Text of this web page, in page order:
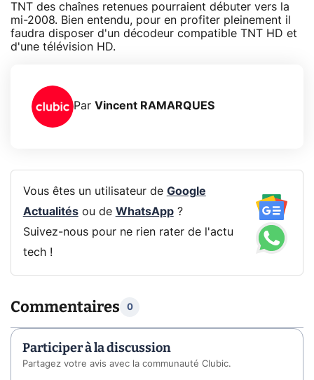
TNT des chaînes retenues pourraient débuter vers la
mi-2008. Bien entendu, pour en profiter pleinement il
faudra disposer d'un décodeur compatible TNT HD et
d'une télévision HD.
Par Vincent RAMARQUES
Vous êtes un utilisateur de Google
Actualitésou de WhatsApp?
Suivez-nous pour ne rien rater de l'actu
tech !
Commentaires 0
Participer à la discussion
Partagez votre avis avec la communauté Clubic.